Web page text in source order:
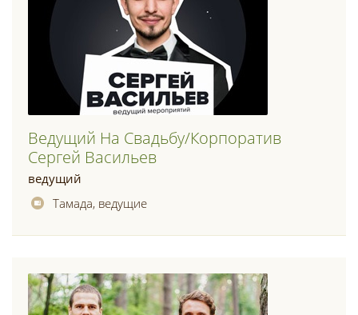
Ведущий На Свадьбу/корпоратив
Сергей Васильев
ведущий
Тамада, ведущие